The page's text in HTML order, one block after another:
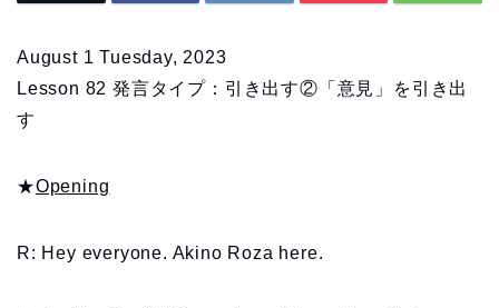
August 1 Tuesday, 2023
Lesson 82 発言タイプ：引き出す②「意見」を引き出
す
★Opening
R: Hey everyone. Akino Roza here.